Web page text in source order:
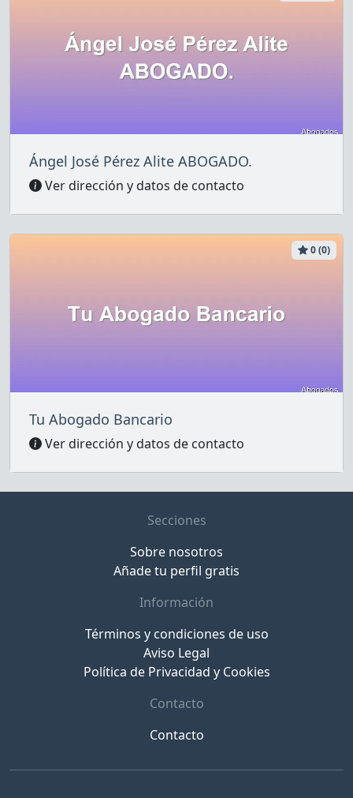
Ángel José Pérez Alite ABOGADO.
Ver dirección y datos de contacto
0 (0)
Tu Abogado Bancario
Ver dirección y datos de contacto
Secciones
Sobre nosotros
Añade tu perfil gratis
Información
Términos y condiciones de uso
Aviso Legal
Política de Privacidad y Cookies
Contacto
Contacto